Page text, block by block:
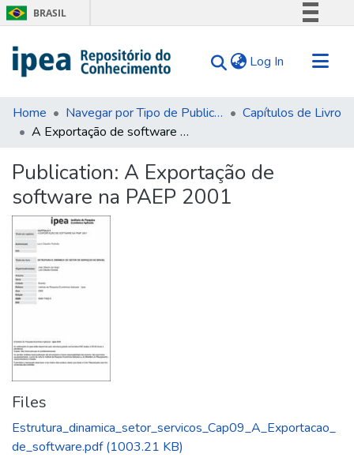
BRASIL
Comunica BR
Acesso à informação
Log In (current)
Communities & Collections
Search for
Statistics
Home Navegar por Tipo de Publicação
Capítulos de Livro
A Exportação de software na PAEP 2001
Publication: A Exportação de
software na PAEP 2001
Files
Estrutura_dinamica_setor_servicos_Cap09_A_Exportacao_
de_software.pdf(1003.21 KB)